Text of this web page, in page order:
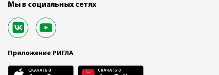
Мы в социальных сетях
Приложение РИГЛА